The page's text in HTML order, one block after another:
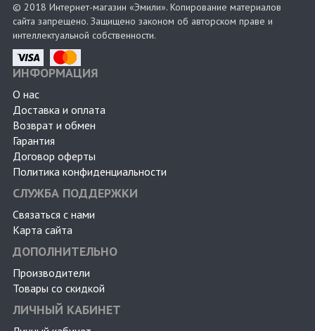
© 2018 Интернет-магазин «Эмили». Копирование материалов
сайта запрещено. Защищено законом об авторском праве и
интеллектуальной собственности.
ИНФОРМАЦИЯ
О нас
Доставка и оплата
Возврат и обмен
Гарантия
Договор оферты
Политика конфиденциальности
СЛУЖБА ПОДДЕРЖКИ
Связаться с нами
Карта сайта
ДОПОЛНИТЕЛЬНО
Производители
Товары со скидкой
ЛИЧНЫЙ КАБИНЕТ